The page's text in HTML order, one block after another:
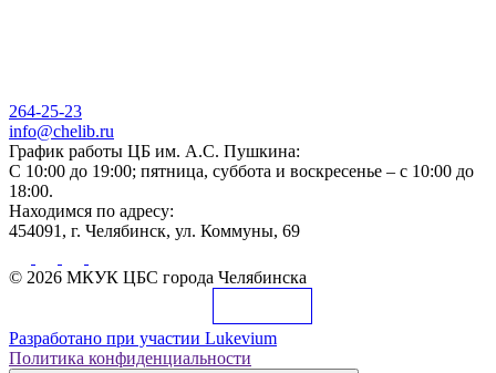
264-25-23
info@chelib.ru
График работы ЦБ им. А.С. Пушкина:
С 10:00 до 19:00; пятница, суббота и воскресенье – с 10:00 до
18:00.
Находимся по адресу:
454091, г. Челябинск, ул. Коммуны, 69
© 2026 МКУК ЦБС города Челябинска
Разработано при участии Lukevium
Политика конфиденциальности